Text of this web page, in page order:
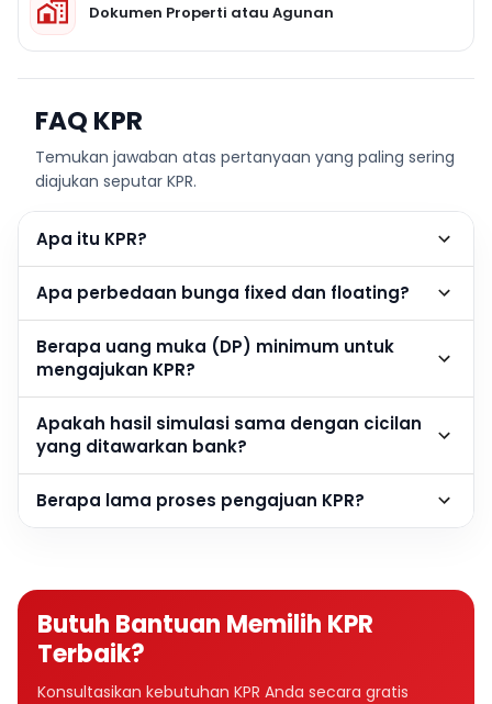
Dokumen Properti atau Agunan
FAQ KPR
Temukan jawaban atas pertanyaan yang paling sering
diajukan seputar KPR.
Apa itu KPR?
Apa perbedaan bunga fixed dan floating?
Berapa uang muka (DP) minimum untuk
mengajukan KPR?
Apakah hasil simulasi sama dengan cicilan
yang ditawarkan bank?
Berapa lama proses pengajuan KPR?
Butuh Bantuan Memilih KPR
Terbaik?
Konsultasikan kebutuhan KPR Anda secara gratis